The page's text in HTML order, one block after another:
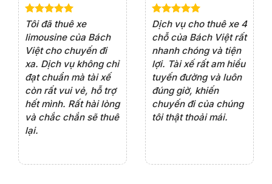
Dịch vụ cho thuê xe 7
chỗ của Bách Việt rất
chuyên nghiệp,đặc
biệt tài xế rất nhiệt
tình vui vẻ,sẽ ủng hộ
thường xuyên
Lần đầu thuê xe 16
chỗ tại Bách Việt, tôi
rất hài lòng với chất
lượng xe và sự
chuyên nghiệp của
tài xế. Dịch vụ tận
tâm, chu đáo, sẽ tiếp
tục sử dụng trong